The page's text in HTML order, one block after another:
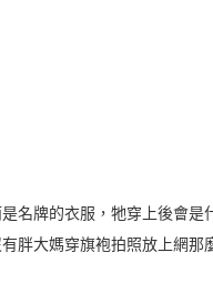
名牌的衣服，牠穿上後會是
胖大媽穿旗袍拍照放上網那